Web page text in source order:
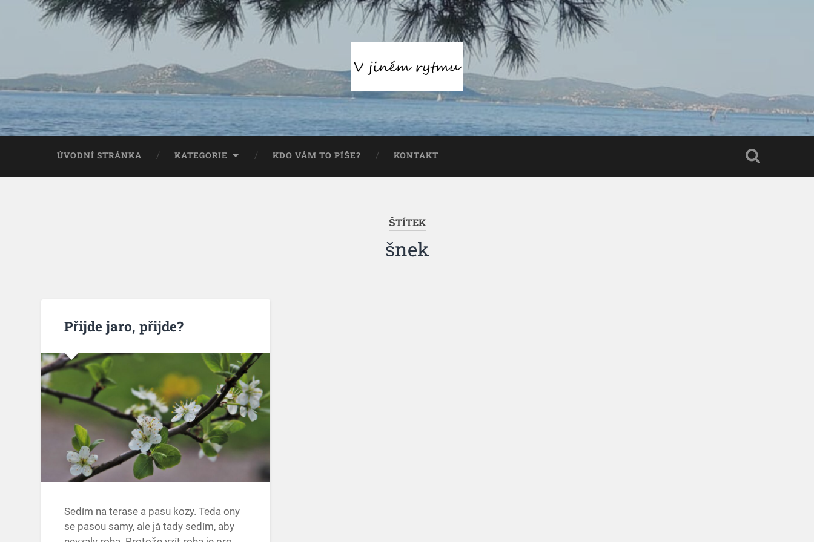
ÚVODNÍ STRÁNKA KATEGORIE KDO VÁM TO PÍŠE? KONTAKT
ŠTÍTEK
šnek
Přijde jaro, přijde?
Sedím na terase a pasu kozy. Teda ony
se pasou samy, ale já tady sedím, aby